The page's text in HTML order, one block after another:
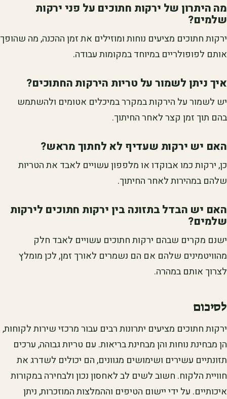
מה היתרון של ירקות חתוכים על פני ירקות
שלמים?
ירקות חתוכים מציעים נוחות ומוזילים את זמן ההכנה, מה שהופך
אותם לפופולריים במיוחד במקומות עבודה.
איך ניתן לשמור על טריות הירקות החתוכים?
יש לשמור על הירקות במקרר במיכלים אטומים ולהשתמש
בהם תוך זמן קצר לאחר החיתוך.
האם יש ירקות שעדיף לא לחתוך מראש?
כן, ירקות כמו אבוקדו או מלפפון עשויים לאבד את הטריות
שלהם במהירות לאחר החיתוך.
האם יש הבדל בתזונה בין ירקות חתוכים לירקות
שלמים?
ישנם מקרים שבהם ירקות חתוכים עשויים לאבד חלק
מהוויטמינים שלהם אם הם נשמרים לאורך זמן, לכן מומלץ
לצרוך אותם במהרה.
לסיכום
ירקות חתוכים מציעים יתרונות רבים עבור מרכזי שירות לקוחות,
הן מבחינת נוחות והן מבחינת בריאות. עם טריות גבוהה, ערכים
תזונתיים עשירים ושימושים מגוונים, הם יכולים לשדרג את
חוויית הלקוח. חשוב לשים לב לאחסון נכון ולבחירה במקורות
איכותיים. על ידי יישום הטיפים וההמלצות המוזכרות, ניתן